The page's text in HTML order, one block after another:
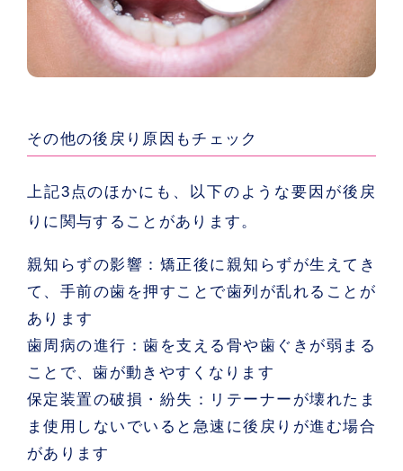
その他の後戻り原因もチェック
上記3点のほかにも、以下のような要因が後戻
りに関与することがあります。
親知らずの影響： 矯正後に親知らずが生えてき
て、手前の歯を押すことで歯列が乱れることが
あります
歯周病の進行：歯を支える骨や歯ぐきが弱まる
ことで、歯が動きやすくなります
保定装置の破損・紛失：
リテーナーが壊れたま
ま使用しないでいると急速に後戻りが進む場合
があります